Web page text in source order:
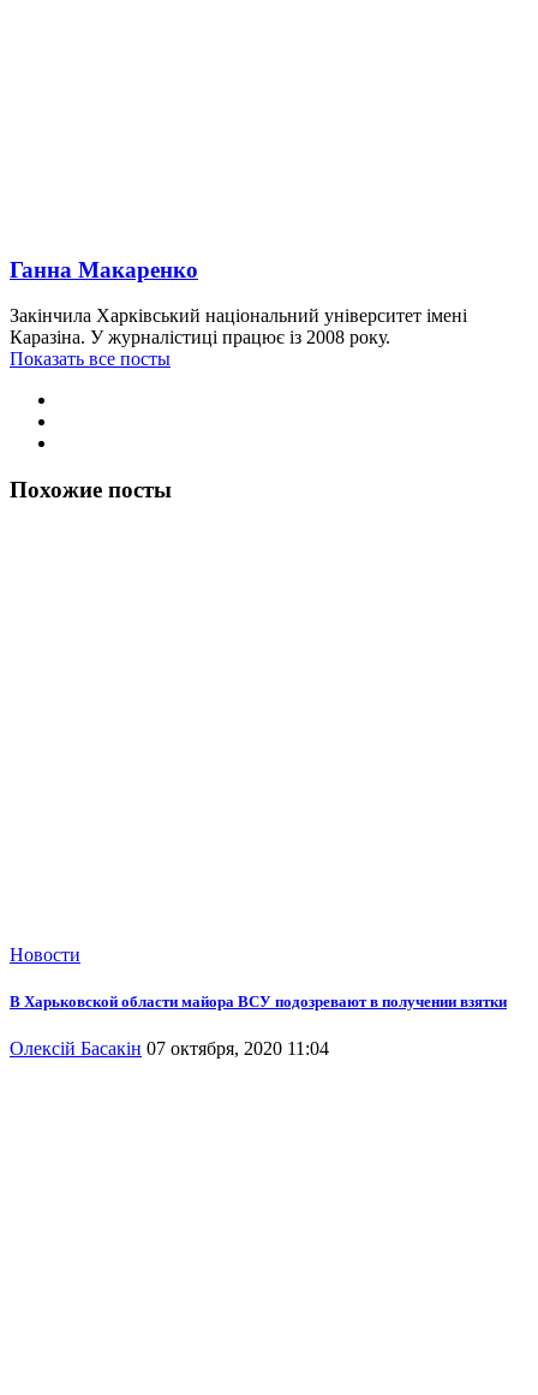
Ганна Макаренко
Закінчила Харківський національний університет імені
Каразіна. У журналістиці працює із 2008 року.
Показать все посты
Похожие посты
Новости
В Харьковской области майора ВСУ подозревают в получении взятки
Олексій Басакін 07 октября, 2020 11:04